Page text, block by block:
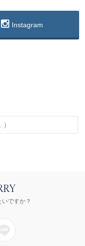
Instagram
ですか？